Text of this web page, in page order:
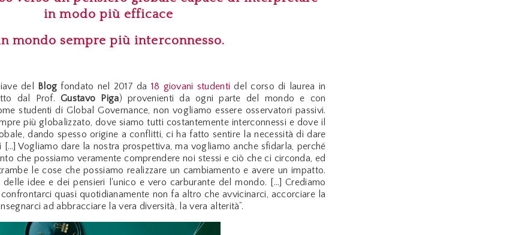
in modo più efficace
mondo sempre più interconnesso.
del Blogfondato nel 2017 da 18 giovani studenti del corso di laurea in
dal Prof.Gustavo Piga) provenienti da ogni parte del mondo e con
studenti di Global Governance, non vogliamo essere osservatori passivi.
più globalizzato, dove siamo tutti costantemente interconnessi e dove il
dando spesso origine a conflitti, ci ha fatto sentire la necessità di dare
Vogliamo dare la nostra prospettiva, ma vogliamo anche sfidarla, perché
che possiamo veramente comprendere noi stessi e ciò che ci circonda, ed
le cose che possiamo realizzare un cambiamento e avere un impatto.
idee e dei pensieri l'unico e vero carburante del mondo. […] Crediamo
quasi quotidianamente non fa altro che avvicinarci, accorciare la
ad abbracciare la vera diversità, la vera alterità”.